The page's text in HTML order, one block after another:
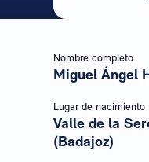
Nombre completo
Miguel Ángel
Lugar de nacimiento
Valle de la
(Badajoz)